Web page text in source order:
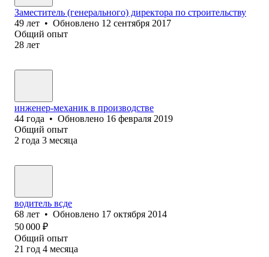
Заместитель (генерального) директора по строительству
49 лет • Обновлено 12 сентября 2017
Общий опыт
28 лет
инженер-механик в производстве
44 года • Обновлено 16 февраля 2019
Общий опыт
2 года 3 месяца
водитель всде
68 лет • Обновлено 17 октября 2014
50 000 ₽
Общий опыт
21 год 4 месяца